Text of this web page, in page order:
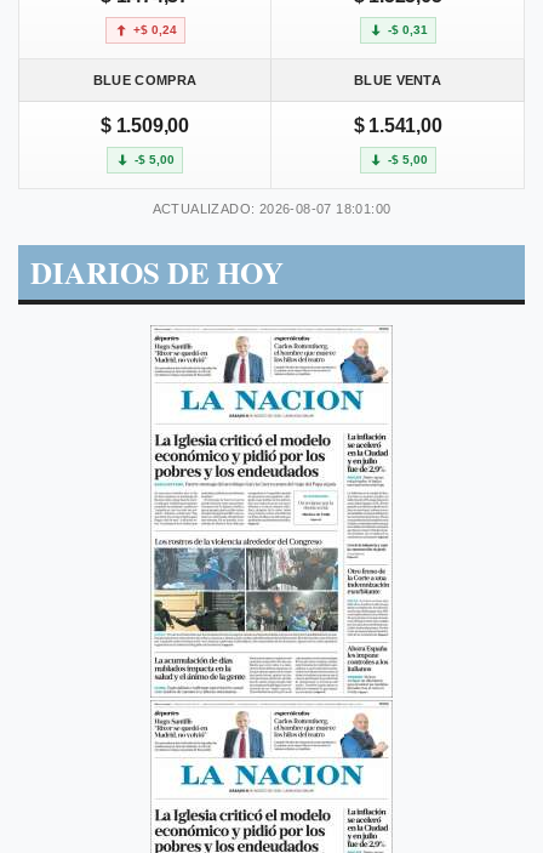
+$ 0,24 -$ 0,31
BLUE COMPRA BLUE VENTA
$ 1.509,00
-$ 5,00
$ 1.541,00
-$ 5,00
ACTUALIZADO: 2026-08-07 18:01:00
DIARIOS DE HOY